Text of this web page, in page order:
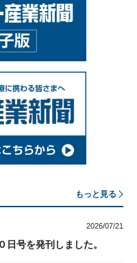
もっと見る
2026/07/21
号を発刊しました。